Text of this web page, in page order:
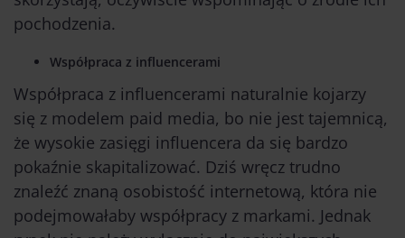
pochodzenia.
Współpraca z influencerami
Współpraca z influencerami naturalnie kojarzy
się z modelem paid media, bo nie jest tajemnicą,
że wysokie zasięgi influencera da się bardzo
pokaźnie skapitalizować. Dziś wręcz trudno
znaleźć znaną osobistość internetową, która nie
podejmowałaby współpracy z markami. Jednak